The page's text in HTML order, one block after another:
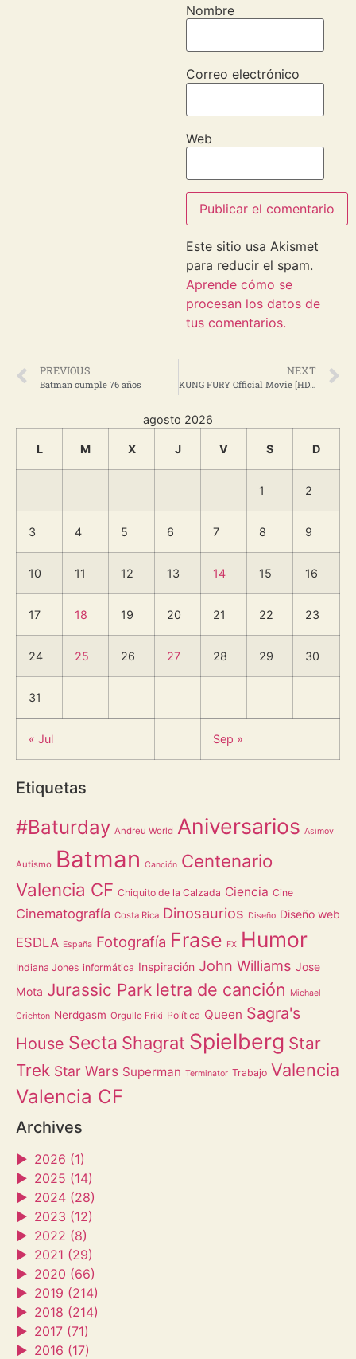
Nombre
Correo electrónico
Web
Este sitio usa Akismet
para reducir el spam.
Aprende cómo se
procesan los datos de
tus comentarios.
PREVIOUS
Batman cumple 76 años
NEXT
KUNG FURY Official Movie [HD]» en YouTube
agosto 2026
L M X J V S D
1 2
3 4 5 6 7 8 9
10 11 12 13 14 15 16
17 18 19 20 21 22 23
24 25 26 27 28 29 30
31
« Jul Sep »
Etiquetas
#Baturday Andreu World Aniversarios Asimov
Autismo Batman Canción Centenario
Valencia CF Chiquito de la Calzada Ciencia Cine
Cinematografía Costa Rica Dinosaurios Diseño Diseño web
ESDLA España Fotografía Frase FX Humor
Indiana Jones informática Inspiración John Williams Jose
Mota Jurassic Park letra de canción Michael
Crichton Nerdgasm Orgullo Friki Política Queen Sagra's
House Secta Shagrat Spielberg Star
Trek Star Wars Superman Terminator Trabajo Valencia
Valencia CF
Archives
► 2026 (1)
► 2025 (14)
► 2024 (28)
► 2023 (12)
► 2022 (8)
► 2021 (29)
► 2020 (66)
► 2019 (214)
► 2018 (214)
► 2017 (71)
► 2016 (17)